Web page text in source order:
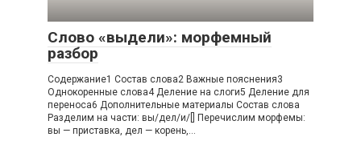
Слово «выдели»: морфемный
разбор
Содержание1 Состав слова2 Важные пояснения3
Однокоренные слова4 Деление на слоги5 Деление для
переноса6 Дополнительные материалы Состав слова
Разделим на части: вы/дел/и/[] Перечислим морфемы:
вы — приставка, дел — корень,…